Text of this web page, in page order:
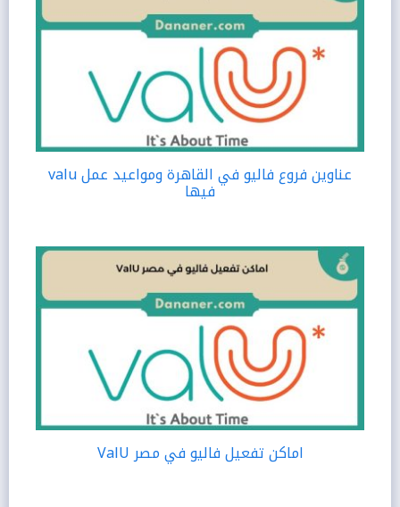
عناوين فروع فاليو في القاهرة ومواعيد عمل valu
فيها
اماكن تفعيل فاليو في مصر ValU